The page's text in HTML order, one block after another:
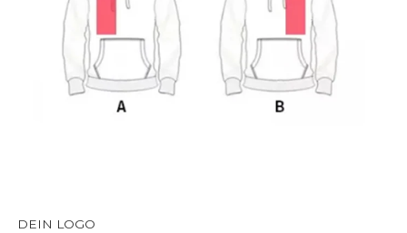
DEIN LOGO